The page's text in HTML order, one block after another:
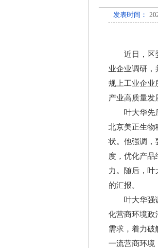
发表时间：
近日，区委
业企业调研，
规上工业企业
产业高质量发
叶大华先后
北京美正生物
状。他强调，
度，优化产
力。随后，叶
的汇报。
叶大华强调
化营商环境政
需求，着力破
一流营商环境